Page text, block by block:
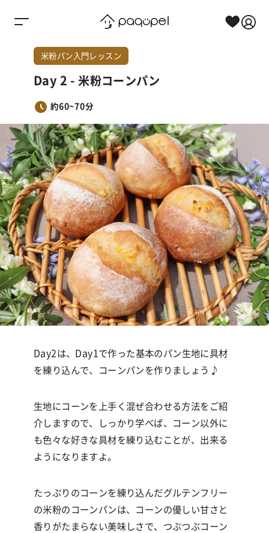
米粉パン入門レッスン
Day 2 - 米粉コーンパン
約60~70分
Day2は、 Day1 で作った基本のパン生地に具材
を練り込んで、コーンパンを作りましょう
♪
生地にコーンを上手く混ぜ合わせる方法をご紹
介しますので、しっかり学べば、コーン以外に
も色々な好きな具材を練り込むことが、出来る
ようになりますよ。
たっぷりのコーンを練り込んだグルテンフリー
の米粉のコーンパンは、コーンの優しい甘さと
香りがたまらない美味しさで、つぶつぶコーン